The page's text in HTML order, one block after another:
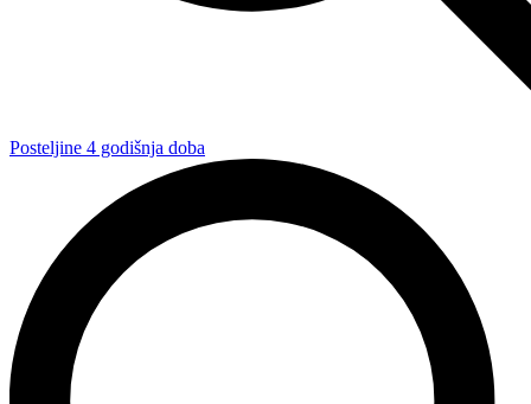
Posteljine 4 godišnja doba